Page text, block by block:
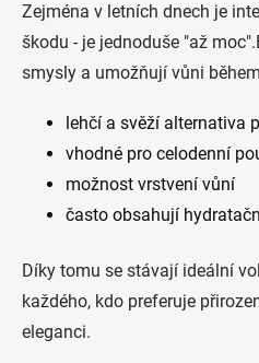
Zejména v letních dnech je
škodu - je jednoduše "až
smysly a umožňují vůni
lehčí a svěží alternativa
vhodné pro celodenní
možnost vrstvení vůní
často obsahují
Díky tomu se stávají ideální
každého, kdo preferuje
eleganci.